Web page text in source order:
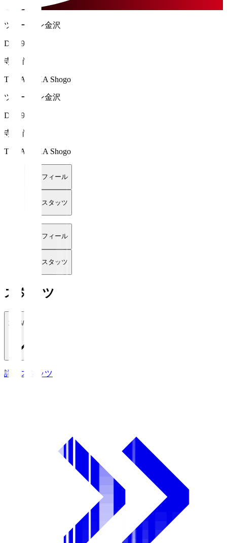
ツエーゲン金沢
DF 19
寺阪 尚悟
TERASAKA Shogo
ツエーゲン金沢
DF 19
寺阪 尚悟
TERASAKA Shogo
プロフィール
詳細スタッツ
プロフィール
詳細スタッツ
スタッツ
2026/27
詳細スタッツ